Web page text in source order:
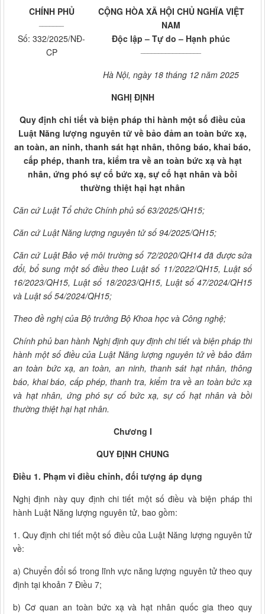
CHÍNH PHỦ
Số: 332/2025/NĐ-
CP
CỘNG HÒA XÃ HỘI CHỦ NGHĨA VIỆT
NAM
Độc lập – Tự do – Hạnh phúc
Hà Nội, ngày 18 tháng 12 năm 2025
NGHỊ ĐỊNH
Quy định chi tiết và biện pháp thi hành một số điều của
Luật Năng lượng nguyên tử về bảo đảm an toàn bức xạ,
an toàn, an ninh, thanh sát hạt nhân, thông báo, khai báo,
cấp phép, thanh tra, kiểm tra về an toàn bức xạ và hạt
nhân, ứng phó sự cố bức xạ, sự cố hạt nhân và bồi
thường thiệt hại hạt nhân
Căn cứ Luật Tổ chức Chính phủ số 63/2025/QH15;
Căn cứ Luật Năng lượng nguyên tử số 94/2025/QH15;
Căn cứ Luật Bảo vệ môi trường số 72/2020/QH14 đã được sửa
đổi, bổ sung một số điều theo Luật số 11/2022/QH15, Luật số
16/2023/QH15, Luật số 18/2023/QH15, Luật số 47/2024/QH15
và Luật số 54/2024/QH15;
Theo đề nghị của Bộ trưởng Bộ Khoa học và Công nghệ;
Chính phủ ban hành Nghị định quy định chi tiết và biện pháp thi
hành một số điều của Luật Năng lượng nguyên tử về bảo đảm
an toàn bức xạ, an toàn, an ninh, thanh sát hạt nhân, thông
báo, khai báo, cấp phép, thanh tra, kiểm tra về an toàn bức xạ
và hạt nhân, ứng phó sự cố bức xạ, sự cố hạt nhân và bồi
thường thiệt hại hạt nhân.
Chương I
QUY ĐỊNH CHUNG
Điều 1. Phạm vi điều chỉnh, đối tượng áp dụng
Nghị định này quy định chi tiết một số điều và biện pháp thi
hành Luật Năng lượng nguyên tử, bao gồm:
1. Quy định chi tiết một số điều của Luật Năng lượng nguyên tử
về:
a) Chuyển đổi số trong lĩnh vực năng lượng nguyên tử theo quy
định tại khoản 7 Điều 7;
b) Cơ quan an toàn bức xạ và hạt nhân quốc gia theo quy